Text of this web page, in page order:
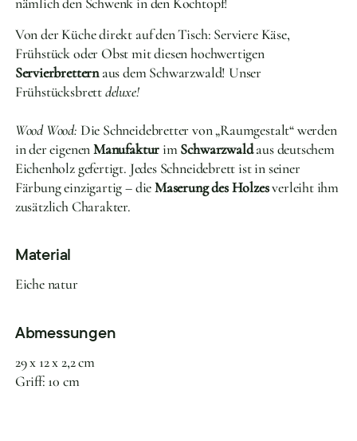
Von der Küche direkt auf den Tisch: Serviere Käse,
Frühstück oder Obst mit diesen hochwertigen
Servierbretternaus dem Schwarzwald! Unser
Frühstücksbrettdeluxe!
Wood Wood: Die Schneidebretter von „Raumgestalt“ werden
in der eigenenManufaktur imSchwarzwaldaus deutschem
Eichenholz gefertigt. Jedes Schneidebrett ist in seiner
Färbung einzigartig – dieMaserung des Holzesverleiht ihm
zusätzlich Charakter.
Material
Eiche natur
Abmessungen
29 x 12 x 2,2 cm
Griff: 10 cm